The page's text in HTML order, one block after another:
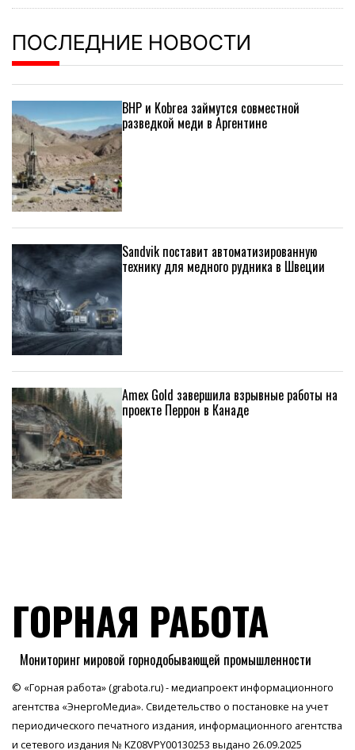
ПОСЛЕДНИЕ НОВОСТИ
BHP и Kobrea займутся совместной
разведкой меди в Аргентине
Sandvik поставит автоматизированную
технику для медного рудника в Швеции
Amex Gold завершила взрывные работы на
проекте Перрон в Канаде
ГОРНАЯ РАБОТА
Мониторинг мировой горнодобывающей промышленности
© «Горная работа» (grabota.ru) - медиапроект информационного
агентства «ЭнергоМедиа». Свидетельство о постановке на учет
периодического печатного издания, информационного агентства
и сетевого издания № KZ08VPY00130253 выдано 26.09.2025